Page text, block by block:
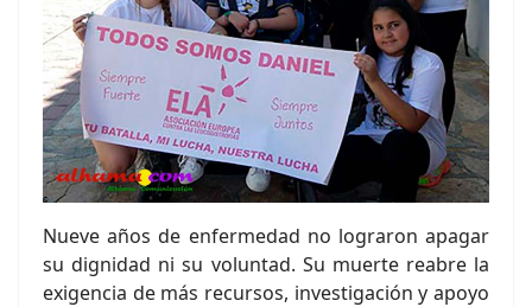
Nueve años de enfermedad no lograron apagar
su dignidad ni su voluntad. Su muerte reabre la
exigencia de más recursos, investigación y apoyo